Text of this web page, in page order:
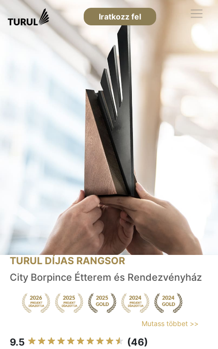
Iratkozz fel
TURUL DÍJAS RANGSOR
City Borpince Étterem és Rendezvényház
Mutass többet >>
9.5 (46)